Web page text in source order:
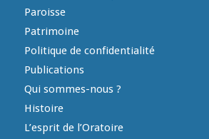
Paroisse
Patrimoine
Politique de confidentialité
Publications
Qui sommes-nous ?
Histoire
L’esprit de l’Oratoire